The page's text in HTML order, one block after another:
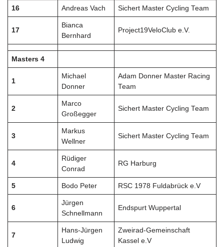
16 Andreas Vach Sichert Master Cycling Team
17
Bianca
Bernhard
Project19VeloClub e.V.
Masters 4
1
Michael
Donner
Adam Donner Master Racing
Team
2
Marco
Großegger
Sichert Master Cycling Team
3
Markus
Wellner
Sichert Master Cycling Team
4
Rüdiger
Conrad
RG Harburg
5 Bodo Peter RSC 1978 Fuldabrück e.V
6
Jürgen
Schnellmann
Endspurt Wuppertal
7
Hans-Jürgen
Ludwig
Zweirad-Gemeinschaft
Kassel e.V